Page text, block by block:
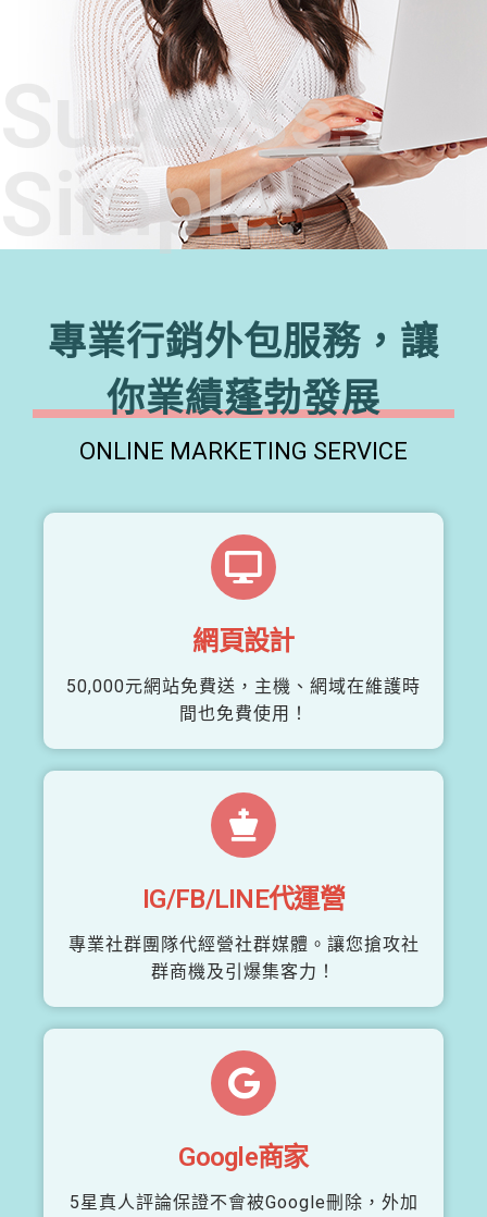
Success,
Simple!
專業行銷外包服務，讓
你業績蓬勃發展
ONLINE MARKETING SERVICE
網頁設計
50,000元網站免費送，主機、網域在維護時
間也免費使用！
IG/FB/LINE代運營
專業社群團隊代經營社群媒體。讓您搶攻社
群商機及引爆集客力！
Google商家
5星真人評論保證不會被Google刪除，外加